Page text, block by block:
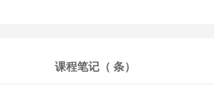
课程笔记（ 条）